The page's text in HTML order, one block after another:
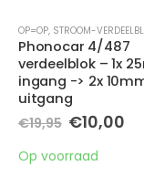
OP=OP, STROOM/MASSA-
Caliber CNS15 –
OFC – stroom/
draad blauw
€10,95
prijs
was:
€10,95.
€
prijs